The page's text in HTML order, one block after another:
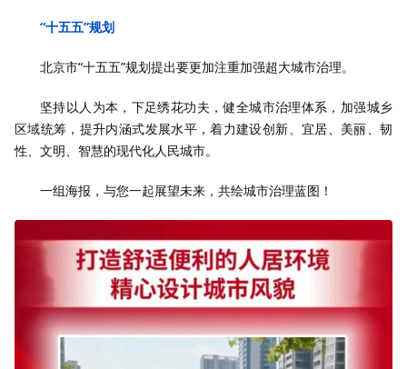
“十五五”规划
北京市“十五五”规划提出要更加注重加强超大城市治理。
坚持以人为本，下足绣花功夫，健全城市治理体系，加强城乡
区域统筹，提升内涵式发展水平，着力建设创新、宜居、美丽、韧
性、文明、智慧的现代化人民城市。
一组海报，与您一起展望未来，共绘城市治理蓝图！